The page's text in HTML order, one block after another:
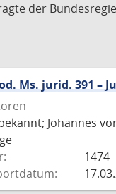
der
Ms. jurid. 391
Johannes
1474